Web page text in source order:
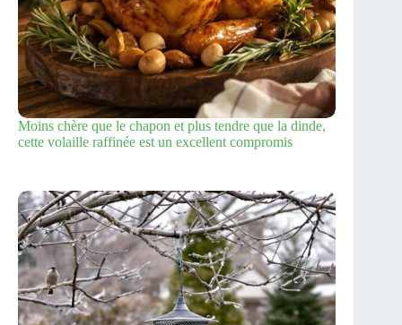
Moins chère que le chapon et plus tendre que la dinde,
cette volaille raffinée est un excellent compromis